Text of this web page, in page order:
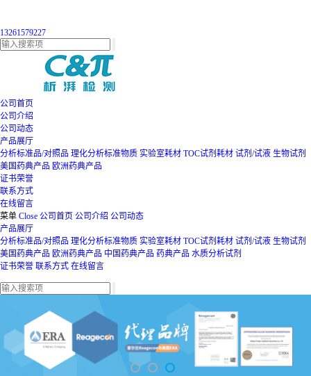
13261579227
公司首页
公司介绍
公司动态
产品展厅
分析标准品/对照品 理化分析标准物质 实验室耗材 TOC试剂耗材 试剂/试液 生物试剂
美国药典产品 欧洲药典产品
证书荣誉
联系方式
在线留言
菜单 Close 公司首页 公司介绍 公司动态
产品展厅
分析标准品/对照品 理化分析标准物质 实验室耗材 TOC试剂耗材 试剂/试液 生物试剂
美国药典产品 欧洲药典产品 中国药典产品 药典产品 水质分析试剂
证书荣誉 联系方式 在线留言